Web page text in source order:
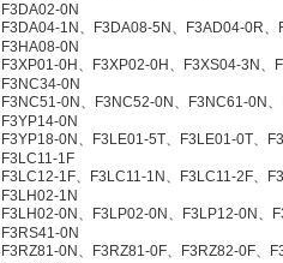
F3DA02-0N
F3DA04-1N、F3DA08-5N、F3AD04-0R
F3HA08-0N
F3XP01-0H、F3XP02-0H、F3XS04-3N
F3NC34-0N
F3NC51-0N、F3NC52-0N、F3NC61-0N
F3YP14-0N
F3YP18-0N、F3LE01-5T、F3LE01-0T、
F3LC11-1F
F3LC12-1F、F3LC11-1N、F3LC11-2F、
F3LH02-1N
F3LH02-0N、F3LP02-0N、F3LP12-0N、
F3RS41-0N
F3RZ81-0N、F3RZ81-0F、F3RZ82-0F、